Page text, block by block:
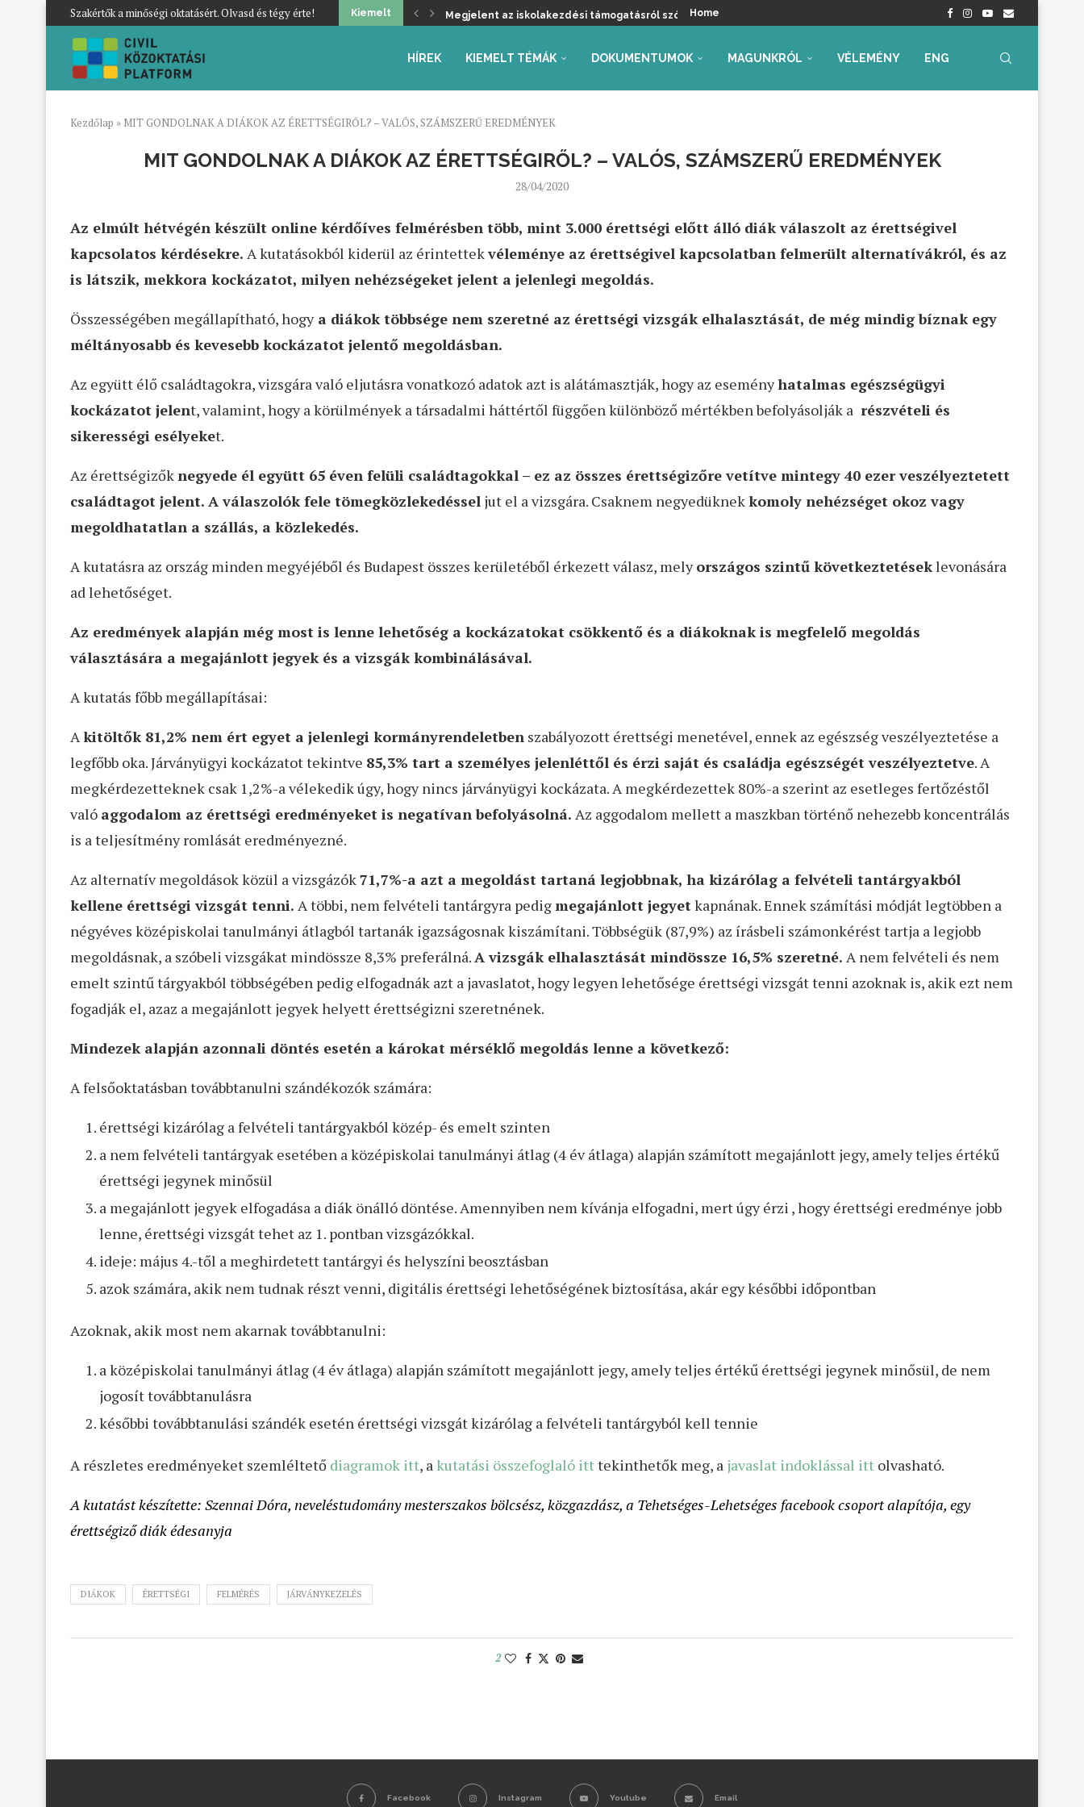
Szakértők a minőségi oktatásért. Olvasd és tégy érte! Kiemelt Megjelent az iskolakezdési támogatásról szóló kormányrendelet – Értékelés...
Home
HÍREK KIEMELT TÉMÁK DOKUMENTUMOK MAGUNKRÓL VÉLEMÉNY ENG
Kezdőlap » MIT GONDOLNAK A DIÁKOK AZ ÉRETTSÉGIRŐL? – VALÓS, SZÁMSZERŰ EREDMÉNYEK
MIT GONDOLNAK A DIÁKOK AZ ÉRETTSÉGIRŐL? – VALÓS, SZÁMSZERŰ EREDMÉNYEK
28/04/2020
Az elmúlt hétvégén készült online kérdőíves felmérésben több, mint 3.000 érettségi előtt álló diák válaszolt az érettségivel
kapcsolatos kérdésekre. A kutatásokból kiderül az érintettekvéleménye az érettségivel kapcsolatban felmerült alternatívákról, és az
is látszik, mekkora kockázatot, milyen nehézségeket jelent a jelenlegi megoldás.
Összességében megállapítható, hogya diákok többsége nem szeretné az érettségi vizsgák elhalasztását, de még mindig bíznak egy
méltányosabb és kevesebb kockázatot jelentő megoldásban.
Az együtt élő családtagokra, vizsgára való eljutásra vonatkozó adatok azt is alátámasztják, hogy az eseményhatalmas egészségügyi
kockázatot jelent, valamint, hogy a körülmények a társadalmi háttértől függően különböző mértékben befolyásolják a részvételi és
sikerességi esélyeket.
Az érettségizőknegyede él együtt 65 éven felüli családtagokkal – ez az összes érettségizőre vetítve mintegy 40 ezer veszélyeztetett
családtagot jelent. A válaszolók fele tömegközlekedéssel jut el a vizsgára. Csaknem negyedüknekkomoly nehézséget okoz vagy
megoldhatatlan a szállás, a közlekedés.
A kutatásra az ország minden megyéjéből és Budapest összes kerületéből érkezett válasz, melyországos szintű következtetéseklevonására
ad lehetőséget.
Az eredmények alapján még most is lenne lehetőség a kockázatokat csökkentő és a diákoknak is megfelelő megoldás
választására a megajánlott jegyek és a vizsgák kombinálásával.
A kutatás főbb megállapításai:
Akitöltők 81,2% nem ért egyet a jelenlegi kormányrendeletben szabályozott érettségi menetével, ennek az egészség veszélyeztetése a
legfőbb oka. Járványügyi kockázatot tekintve 85,3% tart a személyes jelenléttől és érzi saját és családja egészségét veszélyeztetve. A
megkérdezetteknek csak 1,2%-a vélekedik úgy, hogy nincs járványügyi kockázata. A megkérdezettek 80%-a szerint az esetleges fertőzéstől
való aggodalom az érettségi eredményeket is negatívan befolyásolná. Az aggodalom mellett a maszkban történő nehezebb koncentrálás
is a teljesítmény romlását eredményezné.
Az alternatív megoldások közül a vizsgázók71,7%-a azt a megoldást tartaná legjobbnak, ha kizárólag a felvételi tantárgyakból
kellene érettségi vizsgát tenni. A többi, nem felvételi tantárgyra pedigmegajánlott jegyetkapnának. Ennek számítási módját legtöbben a
négyéves középiskolai tanulmányi átlagból tartanák igazságosnak kiszámítani. Többségük (87,9%) az írásbeli számonkérést tartja a legjobb
megoldásnak, a szóbeli vizsgákat mindössze 8,3% preferálná.A vizsgák elhalasztását mindössze 16,5% szeretné. A nem felvételi és nem
emelt szintű tárgyakból többségében pedig elfogadnák azt a javaslatot, hogy legyen lehetősége érettségi vizsgát tenni azoknak is, akik ezt nem
fogadják el, azaz a megajánlott jegyek helyett érettségizni szeretnének.
Mindezek alapján azonnali döntés esetén a károkat mérséklő megoldás lenne a következő:
A felsőoktatásban továbbtanulni szándékozók számára:
érettségi kizárólag a felvételi tantárgyakból közép- és emelt szinten
a nem felvételi tantárgyak esetében a középiskolai tanulmányi átlag (4 év átlaga) alapján számított megajánlott jegy, amely teljes értékű
érettségi jegynek minősül
a megajánlott jegyek elfogadása a diák önálló döntése. Amennyiben nem kívánja elfogadni, mert úgy érzi , hogy érettségi eredménye jobb
lenne, érettségi vizsgát tehet az 1. pontban vizsgázókkal.
ideje: május 4.-től a meghirdetett tantárgyi és helyszíni beosztásban
azok számára, akik nem tudnak részt venni, digitális érettségi lehetőségének biztosítása, akár egy későbbi időpontban
Azoknak, akik most nem akarnak továbbtanulni:
a középiskolai tanulmányi átlag (4 év átlaga) alapján számított megajánlott jegy, amely teljes értékű érettségi jegynek minősül, de nem
jogosít továbbtanulásra
későbbi továbbtanulási szándék esetén érettségi vizsgát kizárólag a felvételi tantárgyból kell tennie
A részletes eredményeket szemléltető diagramok itt, akutatási összefoglaló itttekinthetők meg, a javaslat indoklással itt olvasható.
A kutatást készítette: Szennai Dóra, neveléstudomány mesterszakos bölcsész, közgazdász, a Tehetséges-Lehetséges facebook csoport alapítója, egy
érettségiző diák édesanyja
DIÁKOK ÉRETTSÉGI FELMÉRÉS JÁRVÁNYKEZELÉS
2
Facebook Instagram Youtube Email